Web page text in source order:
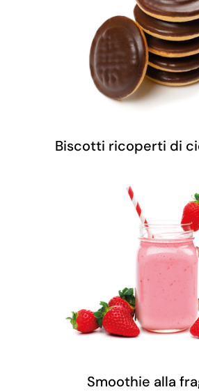
Biscotti ricoperti di
Smoothie alla